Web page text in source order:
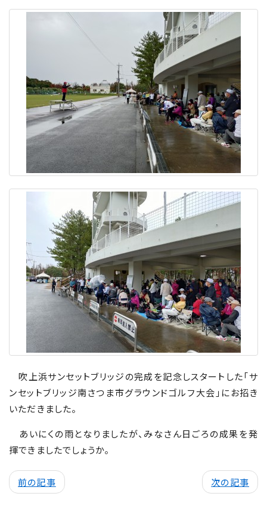
吹上浜サンセットブリッジの完成を記念しスタートした「サ
ンセットブリッジ南さつま市グラウンドゴルフ大会」にお招き
いただきました。
あいにくの雨となりましたが、みなさん日ごろの成果を発
揮できましたでしょうか。
前の記事 次の記事